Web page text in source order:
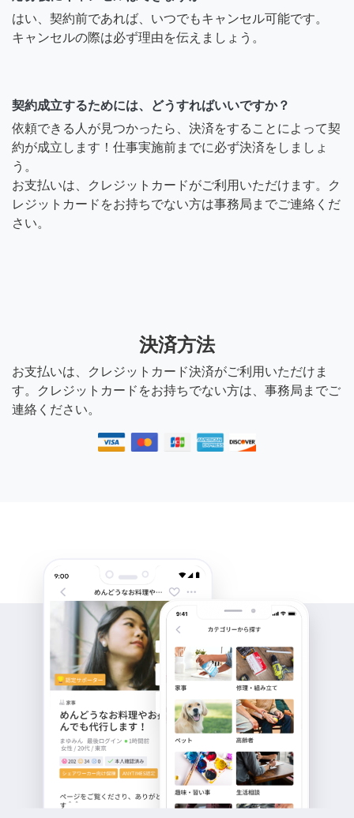
はい、契約前であれば、いつでもキャンセル可能です。
キャンセルの際は必ず理由を伝えましょう。
契約成立するためには、どうすればいいですか？
依頼できる人が見つかったら、決済をすることによって契
約が成立します！仕事実施前までに必ず決済をしましょ
う。
お支払いは、クレジットカードがご利用いただけます。ク
レジットカードをお持ちでない方は事務局までご連絡くだ
さい。
決済方法
お支払いは、クレジットカード決済がご利用いただけま
す。クレジットカードをお持ちでない方は、事務局までご
連絡ください。